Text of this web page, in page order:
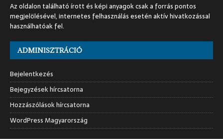
Az oldalon található írott és képi anyagok csak a forrás pontos
megjelölésével, internetes felhasználás esetén aktív hivatkozással
használhatóak fel.
ADMINISZTRÁCIÓ
Bejelentkezés
Bejegyzések hírcsatorna
Hozzászólások hírcsatorna
WordPress Magyarország